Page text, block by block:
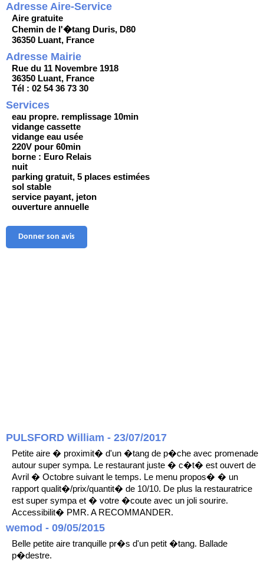
Adresse Aire-Service
Aire gratuite
Chemin de l'�tang Duris, D80
36350 Luant, France
Adresse Mairie
Rue du 11 Novembre 1918
36350 Luant, France
Tél : 02 54 36 73 30
Services
eau propre. remplissage 10min
vidange cassette
vidange eau usée
220V pour 60min
borne : Euro Relais
nuit
parking gratuit, 5 places estimées
sol stable
service payant, jeton
ouverture annuelle
Donner son avis
PULSFORD William - 23/07/2017
Petite aire � proximit� d'un �tang de p�che avec promenade
autour super sympa. Le restaurant juste � c�t� est ouvert de
Avril � Octobre suivant le temps. Le menu propos� � un
rapport qualit�/prix/quantit� de 10/10. De plus la restauratrice
est super sympa et � votre �coute avec un joli sourire.
Accessibilit� PMR. A RECOMMANDER.
wemod - 09/05/2015
Belle petite aire tranquille pr�s d'un petit �tang. Ballade
p�destre.